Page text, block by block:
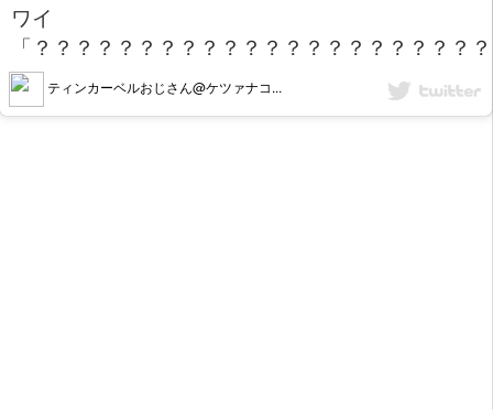
ワイ
「？？？？？？？？？？？？？？？？？？？？？
ティンカーベルおじさん@ケツァナコ...